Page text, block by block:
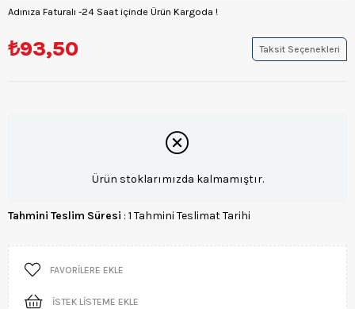
Adınıza Faturalı -24 Saat içinde Ürün Kargoda !
₺93,50 Taksit Seçenekleri
Ürün stoklarımızda kalmamıştır.
Tahmini Teslim Süresi : 1 Tahmini Teslimat Tarihi
FAVORILERE EKLE
İSTEK LISTEME EKLE